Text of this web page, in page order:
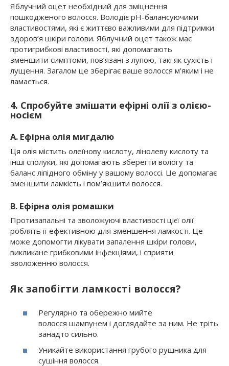
Яблучний оцет необхідний для зміцнення
пошкодженого волосся. Володіє pH-балансуючими
властивостями, які є життєво важливими для підтримки
здоров’я шкіри голови. Яблучний оцет також має
протигрибкові властивості, які допомагають
зменшити симптоми, пов’язані з лупою, такі як сухість і
лущення. Загалом це зберігає ваше волосся м’яким і не
ламається.
4. Спробуйте змішати ефірні олії з олією-
носієм
A. Ефірна олія мигдалю
Ця олія містить олеїнову кислоту, лінолеву кислоту та
інші сполуки, які допомагають зберегти вологу та
баланс ліпідного обміну у вашому волоссі. Це допомагає
зменшити ламкість і пом’якшити волосся.
B. Ефірна олія ромашки
Протизапальні та зволожуючі властивості цієї олії
роблять її ефективною для зменшення ламкості. Це
може допомогти лікувати запалення шкіри голови,
викликане грибковими інфекціями, і сприяти
зволоженню волосся.
Як запобігти ламкості волосся?
Регулярно та обережно мийте
волосся шампунем і доглядайте за ним. Не тріть
занадто сильно.
Уникайте використання грубого рушника для
сушіння волосся.